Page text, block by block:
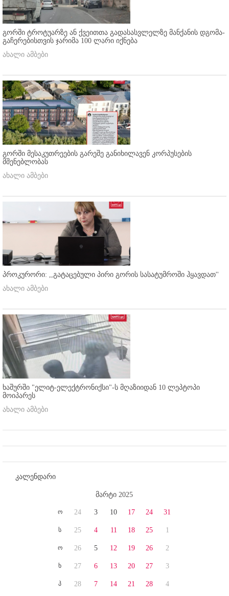
გორში ტროტუარზე ან ქვეითთა გადასასვლელზე მანქანის დგომა-
გაჩერებისთვის ჯარიმა 100 ლარი იქნება
ახალი ამბები
გორში მესაკუთრეების გარეშე განიხილავენ კორპუსების
მშენებლობას
ახალი ამბები
პროკურორი: ,,გატაცებული პირი გორის სასატუმროში ჰყავდათ''
ახალი ამბები
ხაშურში "ელიტ-ელექტრონიქსი"-ს მღაზიიდან 10 ლეპტოპი
მოიპარეს
ახალი ამბები
კალენდარი
მარტი 2025
ო
ს
ო
ხ
პ
24
25
26
27
28
3
4
5
6
7
10
11
12
13
14
17
18
19
20
21
24
25
26
27
28
31
1
2
3
4